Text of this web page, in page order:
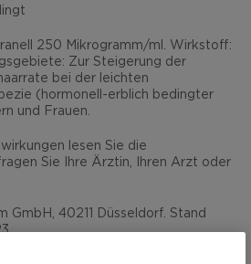
250 Mikrogramm/ml. Wirkstoff:
Zur Steigerung der
bei der leichten
(hormonell-erblich bedingter
und Frauen.
lesen Sie die
Sie Ihre Ärztin, Ihren Arzt oder
GmbH, 40211 Düsseldorf. Stand